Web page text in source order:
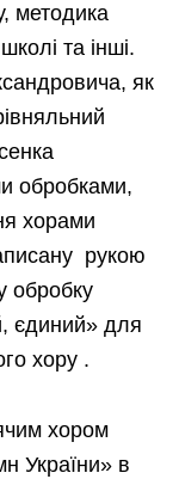
методика
та інші.
як
обробками,
хорами
рукою
обробку
єдиний» для
хору .
хором
України» в